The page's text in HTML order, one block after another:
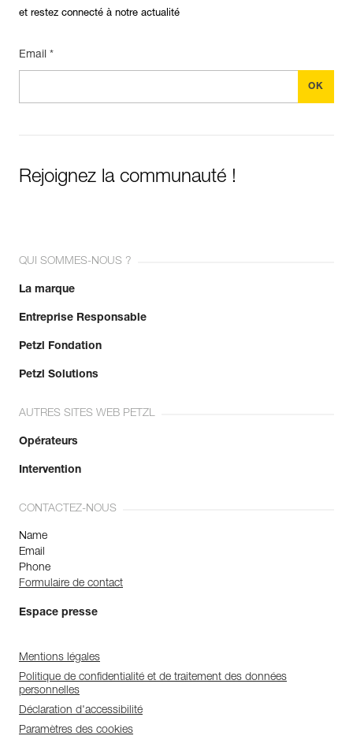
et restez connecté à notre actualité
Email *
Rejoignez la communauté !
QUI SOMMES-NOUS ?
La marque
Entreprise Responsable
Petzl Fondation
Petzl Solutions
AUTRES SITES WEB PETZL
Opérateurs
Intervention
CONTACTEZ-NOUS
Name
Email
Phone
Formulaire de contact
Espace presse
Mentions légales
Politique de confidentialité et de traitement des données
personnelles
Déclaration d'accessibilité
Paramètres des cookies